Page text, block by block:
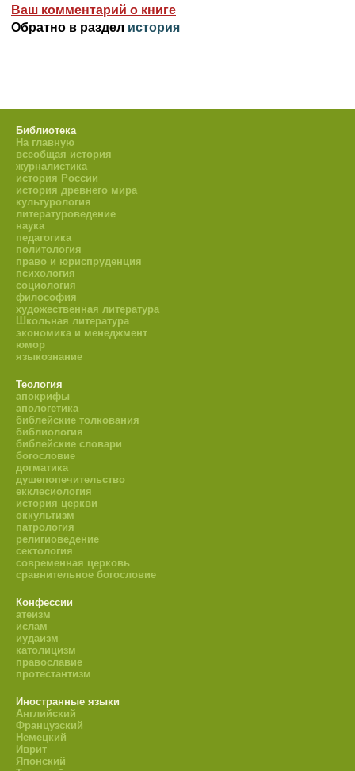
Ваш комментарий о книге
Обратно в раздел история
Библиотека
На главную
всеобщая история
журналистика
история России
история древнего мира
культурология
литературоведение
наука
педагогика
политология
право и юриспруденция
психология
социология
философия
художественная литература
Школьная литература
экономика и менеджмент
юмор
языкознание
Теология
апокрифы
апологетика
библейские толкования
библиология
библейские словари
богословие
догматика
душепопечительство
екклесиология
история церкви
оккультизм
патрология
религиоведение
сектология
современная церковь
сравнительное богословие
Конфессии
атеизм
ислам
иудаизм
католицизм
православие
протестантизм
Иностранные языки
Английский
Французский
Немецкий
Иврит
Японский